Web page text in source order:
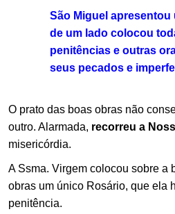
São Miguel apresentou
de um lado colocou
penitências e outras
seus pecados e
O prato das boas obras não
outro. Alarmada, recorreu a
misericórdia.
A Ssma. Virgem colocou sobre a
obras um único Rosário, que ela
penitência.